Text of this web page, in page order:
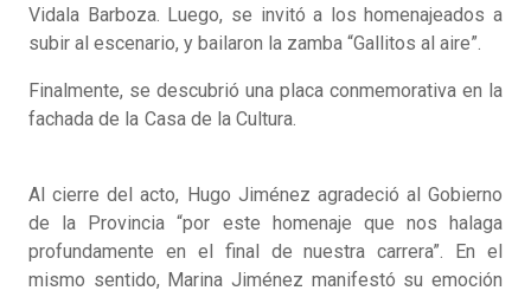
Vidala Barboza. Luego, se invitó a los homenajeados a
subir al escenario, y bailaron la zamba “Gallitos al aire”.
Finalmente, se descubrió una placa conmemorativa en la
fachada de la Casa de la Cultura.
Al cierre del acto, Hugo Jiménez agradeció al Gobierno
de la Provincia “por este homenaje que nos halaga
profundamente en el final de nuestra carrera”. En el
mismo sentido, Marina Jiménez manifestó su emoción